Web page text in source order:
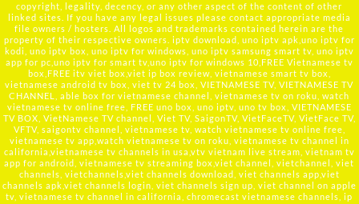
copyright, legality, decency, or any other aspect of the content of other
linked sites. If you have any legal issues please contact appropriate media
file owners / hosters. All logos and trademarks contained herein are the
property of their respective owners. iptv download, uno iptv apk,uno iptv for
kodi, uno iptv box, uno iptv for windows, uno iptv samsung smart tv, uno iptv
app for pc,uno iptv for smart tv,uno iptv for windows 10,FREE Vietnamese tv
box,FREE itv viet box,viet ip box review, vietnamese smart tv box,
vietnamese android tv box, viet tv 24 box, VIETNAMESE TV, VIETNAMESE TV
CHANNEL, able box for vietnamese channel, vietnamese tv on roku, watch
vietnamese tv online free, FREE uno box, uno iptv, uno tv box, VIETNAMESE
TV BOX, VietNamese TV channel, Viet TV, SaigonTV, VietFaceTV, VietFace TV,
VFTV, saigontv channel, vietnamese tv, watch vietnamese tv online free,
vietnamese tv app,watch vietnamese tv on roku, vietnamese tv channel in
california,vietnamese tv channels in usa,vtv vietnam live stream, vietnam tv
app for android, vietnamese tv streaming box,viet channel, vietchannel, viet
channels, vietchannels,viet channels download, viet channels app,viet
channels apk,viet channels login, viet channels sign up, viet channel on apple
tv, vietnamese tv channel in california, chromecast vietnamese channels, ip